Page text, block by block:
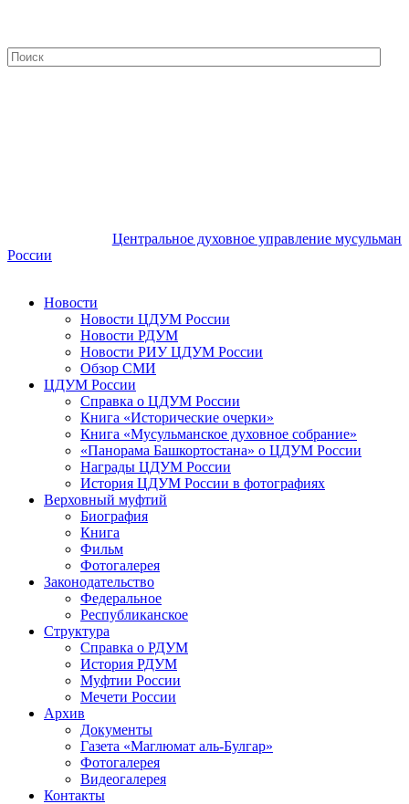
Центральное духовное управление мусульман
России
Новости
Новости ЦДУМ России
Новости РДУМ
Новости РИУ ЦДУМ России
Обзор СМИ
ЦДУМ России
Справка о ЦДУМ России
Книга «Исторические очерки»
Книга «Мусульманское духовное собрание»
«Панорама Башкортостана» о ЦДУМ России
Награды ЦДУМ России
История ЦДУМ России в фотографиях
Верховный муфтий
Биография
Книга
Фильм
Фотогалерея
Законодательство
Федеральное
Республиканское
Структура
Справка о РДУМ
История РДУМ
Муфтии России
Мечети России
Архив
Документы
Газета «Маглюмат аль-Булгар»
Фотогалерея
Видеогалерея
Контакты